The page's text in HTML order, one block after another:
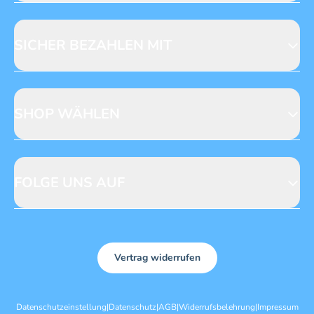
Licensing
CH DE
Vertrag widerrufen
Datenschutzeinstellung|Datenschutz|AGB|Widerrufsbelehrung|Impressum